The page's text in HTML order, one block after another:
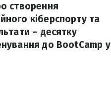
створення
кіберспорту та
– десятку
до BootCamp у